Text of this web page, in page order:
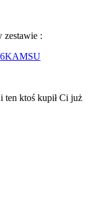
:
ten ktoś kupił Ci już